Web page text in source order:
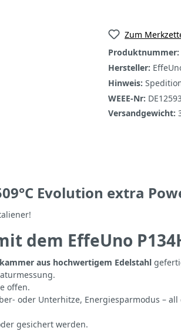
Zum
Produktnummer:
Hersteller:
Hinweis:
WEEE-Nr:
Versandgewicht:
Evolution extra
dem EffeUno
aus hochwertigem Edelstahl
offen.
oder Unterhitze, Energiesparmodus –
gesichert werden.